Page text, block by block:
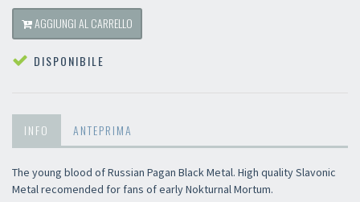
AGGIUNGI AL CARRELLO
DISPONIBILE
INFO ANTEPRIMA
The young blood of Russian Pagan Black Metal. High quality Slavonic
Metal recomended for fans of early Nokturnal Mortum.
×